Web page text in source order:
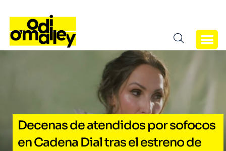
Decenas de atendidos por sofocos
en Cadena Dial tras el estreno de